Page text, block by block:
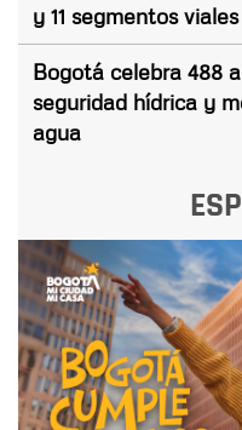
y 11 segmentos
Bogotá celebra 488
seguridad hídrica y
agua